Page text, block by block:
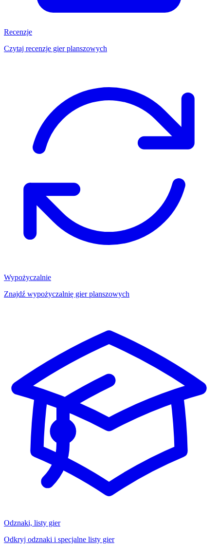
Recenzje
Czytaj recenzje gier planszowych
Wypożyczalnie
Znajdź wypożyczalnię gier planszowych
Odznaki, listy gier
Odkryj odznaki i specjalne listy gier